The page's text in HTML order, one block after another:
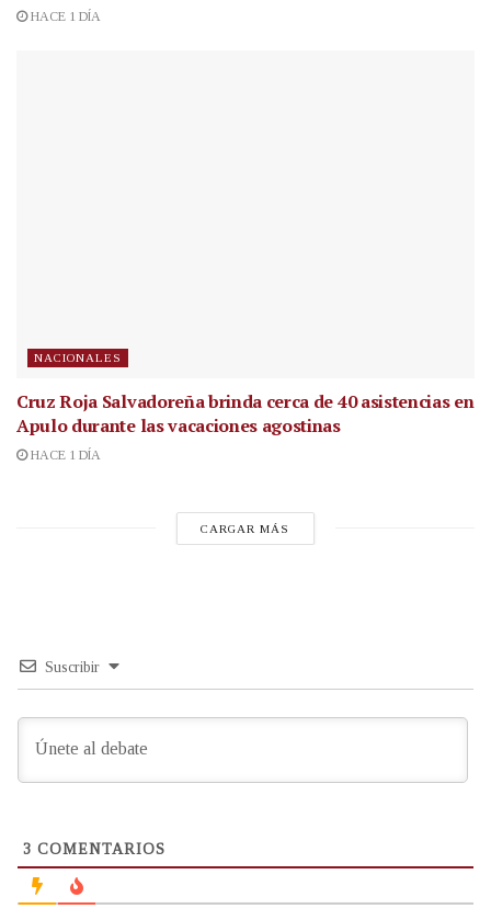
HACE 1 DÍA
NACIONALES
Cruz Roja Salvadoreña brinda cerca de 40 asistencias en
Apulo durante las vacaciones agostinas
HACE 1 DÍA
CARGAR MÁS
Suscribir
3 COMENTARIOS